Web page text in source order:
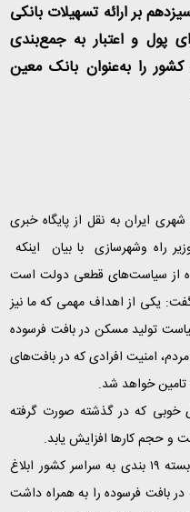
بر ارائه تسهیلات بانکی
پول و اعتبار به جمع‌بندی
را به‌عنوان بانک معین
ایران به نقل از پایگاه خبری
راه وشهرسازی با بیان اینکه
از سیاست‌های قطعی دولت است
گفت: یکی از اهداف مهمی که ما نیز
تولید مسکن در بافت فرسوده
امنیت افرادی که در بافت‌های
خواهد شد.
خوبی که در گذشته صورت‌ گرفته
و حجم کارها افزایش یابد.
بذرپاش افزود: در پایان سال گذشته یک بسته ۱۹ بندی به سراسر کشور ابلاغ
بافت فرسوده را به همراه داشت